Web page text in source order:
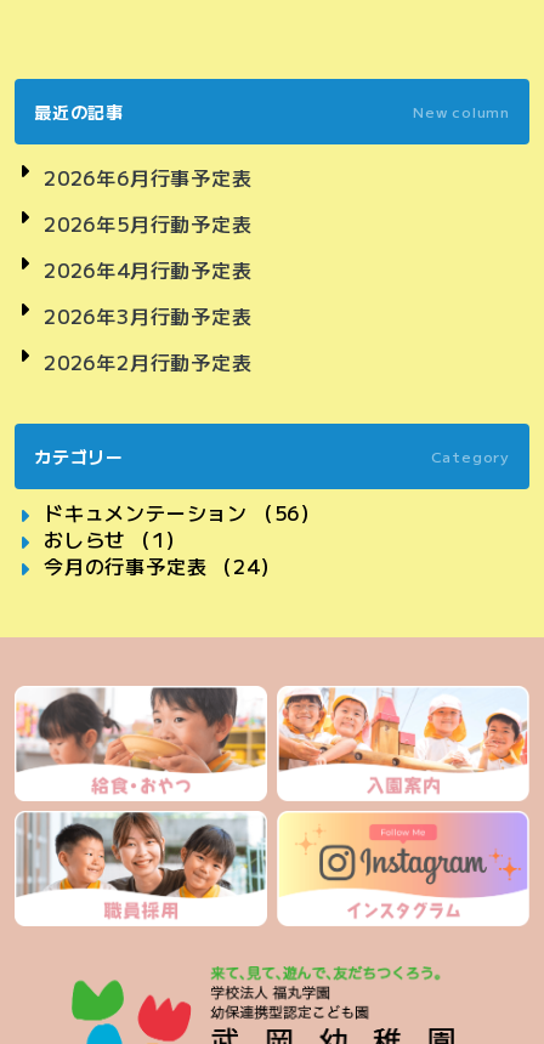
最近の記事 New column
2026年6月行事予定表
2026年5月行動予定表
2026年4月行動予定表
2026年3月行動予定表
2026年2月行動予定表
カテゴリー Category
ドキュメンテーション （56）
おしらせ （1）
今月の行事予定表 （24）